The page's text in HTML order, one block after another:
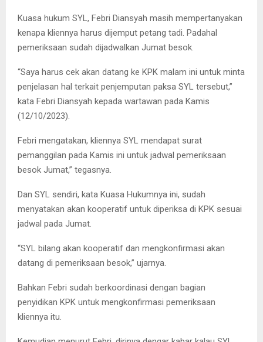
Kuasa hukum SYL, Febri Diansyah masih mempertanyakan
kenapa kliennya harus dijemput petang tadi. Padahal
pemeriksaan sudah dijadwalkan Jumat besok.
“Saya harus cek akan datang ke KPK malam ini untuk minta
penjelasan hal terkait penjemputan paksa SYL tersebut,”
kata Febri Diansyah kepada wartawan pada Kamis
(12/10/2023).
Febri mengatakan, kliennya SYL mendapat surat
pemanggilan pada Kamis ini untuk jadwal pemeriksaan
besok Jumat,” tegasnya.
Dan SYL sendiri, kata Kuasa Hukumnya ini, sudah
menyatakan akan kooperatif untuk diperiksa di KPK sesuai
jadwal pada Jumat.
“SYL bilang akan kooperatif dan mengkonfirmasi akan
datang di pemeriksaan besok,” ujarnya.
Bahkan Febri sudah berkoordinasi dengan bagian
penyidikan KPK untuk mengkonfirmasi pemeriksaan
kliennya itu.